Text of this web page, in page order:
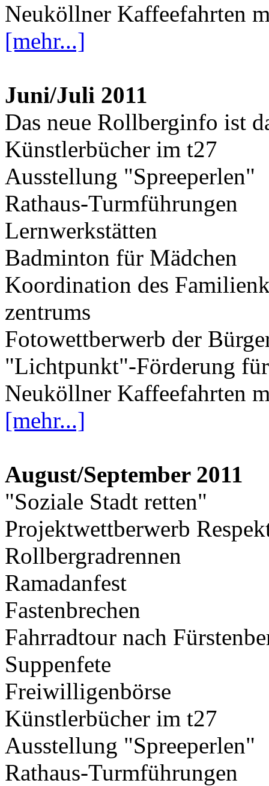
Neuköllner Kaffeefahrten
[mehr...]
Juni/Juli 2011
Das neue Rollberginfo ist
Künstlerbücher im t27
Ausstellung "Spreeperlen"
Rathaus-Turmführungen
Lernwerkstätten
Badminton für Mädchen
Koordination des
zentrums
Fotowettberwerb der
"Lichtpunkt"-Förderung
Neuköllner Kaffeefahrten
[mehr...]
August/September 2011
"Soziale Stadt retten"
Projektwettberwerb
Rollbergradrennen
Ramadanfest
Fastenbrechen
Fahrradtour nach
Suppenfete
Freiwilligenbörse
Künstlerbücher im t27
Ausstellung "Spreeperlen"
Rathaus-Turmführungen